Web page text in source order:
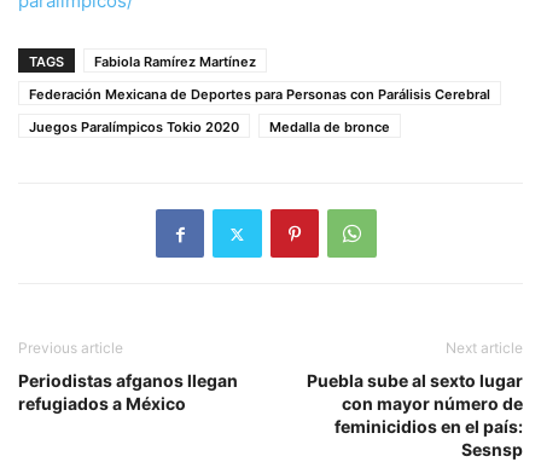
TAGS
Fabiola Ramírez Martínez
Federación Mexicana de Deportes para Personas con Parálisis Cerebral
Juegos Paralímpicos Tokio 2020
Medalla de bronce
Previous article
Periodistas afganos llegan
refugiados a México
Next article
Puebla sube al sexto lugar
con mayor número de
feminicidios en el país:
Sesnsp